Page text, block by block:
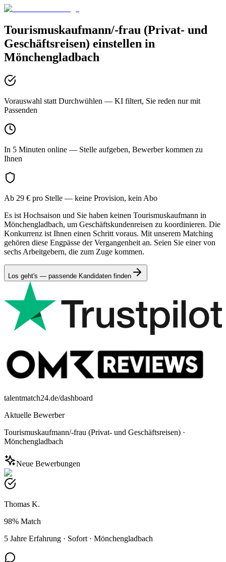
Tourismuskaufmann/-frau (Privat- und
Geschäftsreisen) einstellen in
Mönchengladbach
Vorauswahl statt Durchwühlen — KI filtert, Sie reden nur mit
Passenden
In 5 Minuten online — Stelle aufgeben, Bewerber kommen zu
Ihnen
Ab 29 € pro Stelle — keine Provision, kein Abo
Es ist Hochsaison und Sie haben keinen Tourismuskaufmann in
Mönchengladbach, um Geschäftskundenreisen zu koordinieren. Die
Konkurrenz ist Ihnen einen Schritt voraus. Mit unserem Matching
gehören diese Engpässe der Vergangenheit an. Seien Sie einer von
sechs Arbeitgebern, die zum Zuge kommen.
Los geht's — passende Kandidaten finden
talentmatch24.de/dashboard
Aktuelle Bewerber
Tourismuskaufmann/-frau (Privat- und Geschäftsreisen) ·
Mönchengladbach
Neue Bewerbungen
Thomas K.
98% Match
5 Jahre Erfahrung · Sofort · Mönchengladbach